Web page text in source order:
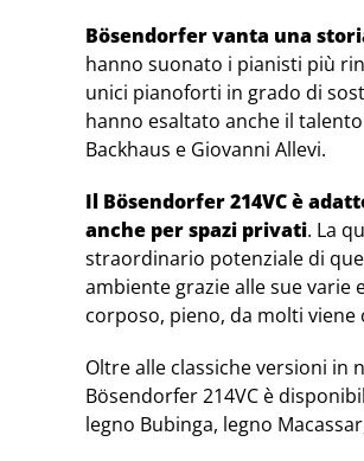
Bösendorfer vanta una
hanno suonato i pianisti più
unici pianoforti in grado di
hanno esaltato anche il
Backhaus e Giovanni Allevi.
Il Bösendorfer214VC è
anche per spazi privati. La
straordinario potenziale di
ambiente grazie alle sue
corposo, pieno, da molti viene
Oltre alle classiche versioni in
Bösendorfer 214VC è
legno Bubinga, legno